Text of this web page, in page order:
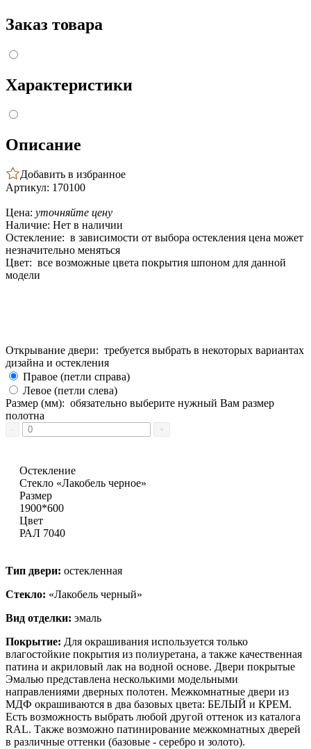
Заказ товара
Характеристики
Описание
Добавить в избранное
Артикул: 170100
Цена: уточняйте цену
Наличие: Нет в наличии
Остекление: в зависимости от выбора остекления цена может
незначительно меняться
Цвет: все возможные цвета покрытия шпоном для данной
модели
Открывание двери: требуется выбрать в некоторых вариантах
дизайна и остекления
Правое (петли справа)
Левое (петли слева)
Размер (мм): обязательно выберите нужный Вам размер
полотна
Остекление
Стекло «Лакобель черное»
Размер
1900*600
Цвет
РАЛ 7040
Тип двери: остекленная
Стекло: «Лакобель черный»
Вид отделки: эмаль
Покрытие: Для окрашивания используется только
влагостойкие покрытия из полиуретана, а также качественная
патина и акриловый лак на водной основе. Двери покрытые
Эмалью представлена несколькими модельными
направлениями дверных полотен. Межкомнатные двери из
МДФ окрашиваются в два базовых цвета: БЕЛЫЙ и КРЕМ.
Есть возможность выбрать любой другой оттенок из каталога
RAL. Также возможно патинирование межкомнатных дверей
в различные оттенки (базовые - серебро и золото).